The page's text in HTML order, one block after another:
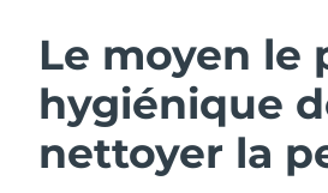
Le moyen le
hygiénique
nettoyer la
Nettoyage du visage
Autriche
Bahreïn
Belgique